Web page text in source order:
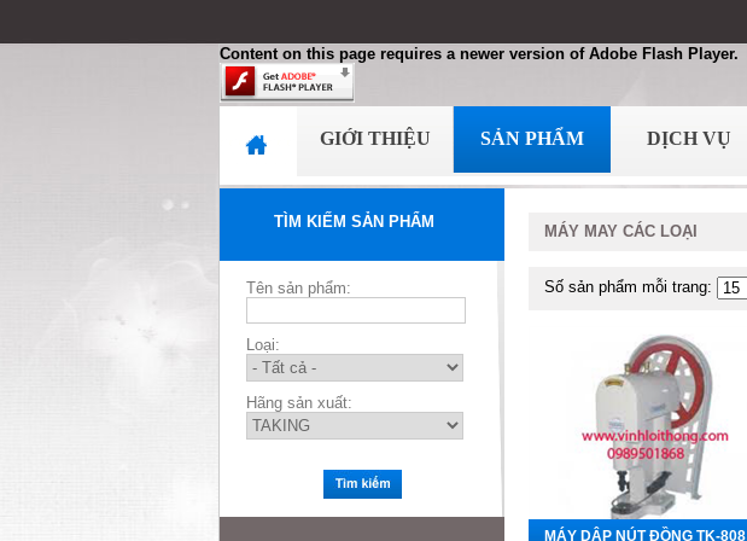
Content on this page requires a newer version of Adobe Flash Player.
GIỚI THIỆU SẢN PHẨM DỊCH VỤ
TÌM KIẾM SẢN PHẨM
Tên sản phẩm:
Loại:
Hãng sản xuất:
MÁY MAY CÁC LOẠI
Số sản phẩm mỗi trang:
MÁY DẬP NÚT ĐỒNG TK-808